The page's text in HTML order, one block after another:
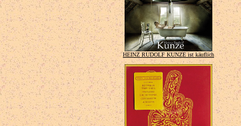
HEINZ RUDOLF KUNZE ist käuflich